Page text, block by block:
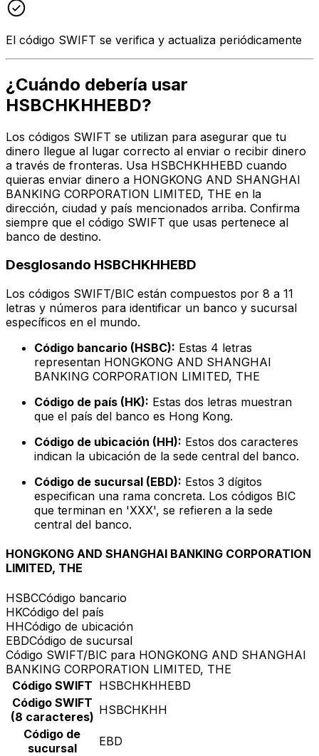
El código SWIFT se verifica y actualiza periódicamente
¿Cuándo debería usar
HSBCHKHHEBD?
Los códigos SWIFT se utilizan para asegurar que tu
dinero llegue al lugar correcto al enviar o recibir dinero
a través de fronteras. Usa HSBCHKHHEBD cuando
quieras enviar dinero a HONGKONG AND SHANGHAI
BANKING CORPORATION LIMITED, THE en la
dirección, ciudad y país mencionados arriba. Confirma
siempre que el código SWIFT que usas pertenece al
banco de destino.
Desglosando HSBCHKHHEBD
Los códigos SWIFT/BIC están compuestos por 8 a 11
letras y números para identificar un banco y sucursal
específicos en el mundo.
Código bancario (HSBC): Estas 4 letras
representan HONGKONG AND SHANGHAI
BANKING CORPORATION LIMITED, THE
Código de país (HK): Estas dos letras muestran
que el país del banco es Hong Kong.
Código de ubicación (HH): Estos dos caracteres
indican la ubicación de la sede central del banco.
Código de sucursal (EBD): Estos 3 dígitos
especifican una rama concreta. Los códigos BIC
que terminan en 'XXX', se refieren a la sede
central del banco.
HONGKONG AND SHANGHAI BANKING CORPORATION
LIMITED, THE
HSBCCódigo bancario
HKCódigo del país
HHCódigo de ubicación
EBDCódigo de sucursal
Código SWIFT/BIC para HONGKONG AND SHANGHAI
BANKING CORPORATION LIMITED, THE
Código SWIFT HSBCHKHHEBD
Código SWIFT
(8 caracteres) HSBCHKHH
Código de
sucursal
EBD